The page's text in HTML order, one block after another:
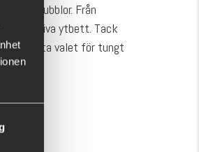
av bubblor. Från
explosiva ytbett. Tack
det rätta valet för tungt